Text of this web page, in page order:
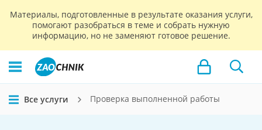
Материалы, подготовленные в результате оказания услуги,
помогают разобраться в теме и собрать нужную
информацию, но не заменяют готовое решение.
Все услуги Проверка выполненной работы